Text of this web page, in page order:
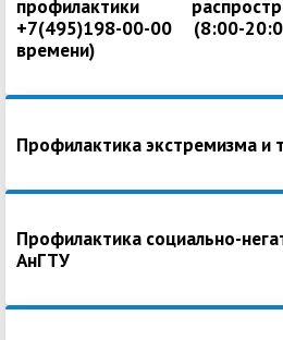
профилактики
+7(495)198-00-00 (8:00-
времени)
Профилактика экстремизма и
Профилактика социально-
АнГТУ